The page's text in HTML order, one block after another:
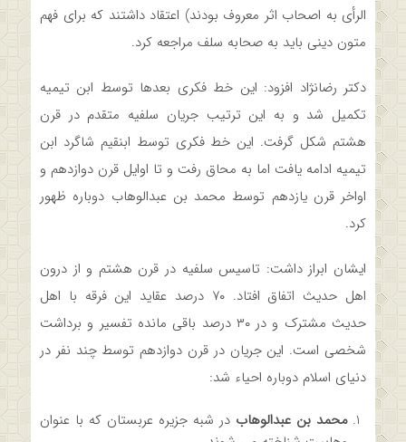
الرأی به اصحاب اثر معروف بودند) اعتقاد داشتند که برای فهم
متون دینی باید به صحابه سلف مراجعه کرد.
دکتر رضانژاد افزود: این خط فکری بعدها توسط ابن تیمیه
تکمیل شد و به این ترتیب جریان سلفیه متقدم در قرن
هشتم شکل گرفت. این خط فکری توسط ابن­قیم شاگرد ابن
تیمیه ادامه یافت اما به محاق رفت و تا اوایل قرن دوازدهم و
اواخر قرن یازدهم توسط محمد بن عبدالوهاب دوباره ظهور
کرد.
ایشان ابراز داشت: تاسیس سلفیه در قرن هشتم و از درون
اهل حدیث اتفاق افتاد. ۷۰ درصد عقاید این فرقه با اهل
حدیث مشترک و در ۳۰ درصد باقی مانده تفسیر و برداشت
شخصی است. این جریان در قرن دوازدهم توسط چند نفر در
دنیای اسلام دوباره احیاء شد:
محمد بن عبدالوهاب در شبه جزیره عربستان که با عنوان